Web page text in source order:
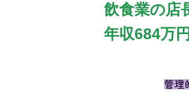
飲食業の店
年収684万円
管理